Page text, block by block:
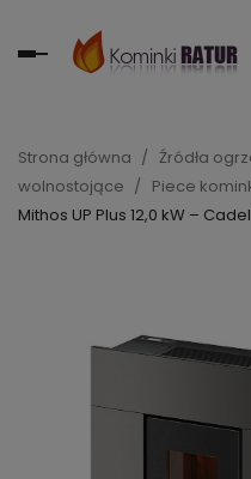
Toggle
Strona główna Źródła
wolnostojące
Piece
Mithos UP Plus 12,0 kW – Cadel